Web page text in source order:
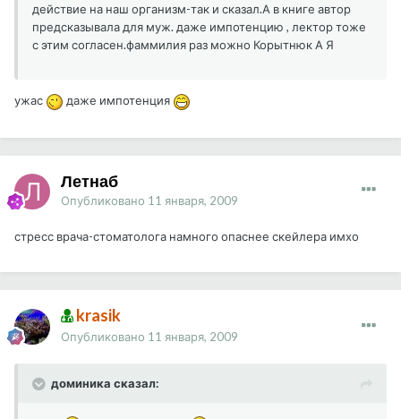
действие на наш организм-так и сказал.А в книге автор
предсказывала для муж. даже импотенцию , лектор тоже
с этим согласен.фаммилия раз можно Корытнюк А Я
ужас даже импотенция
Летнаб
Опубликовано 11 января, 2009
стресс врача-стоматолога намного опаснее скейлера имхо
krasik
Опубликовано 11 января, 2009
доминика сказал: